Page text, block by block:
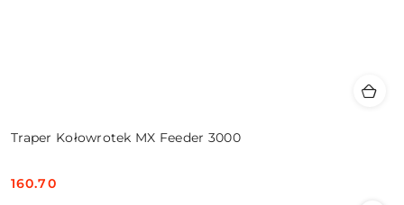
Traper Kołowrotek MX Feeder 3000
Cena:
160.70